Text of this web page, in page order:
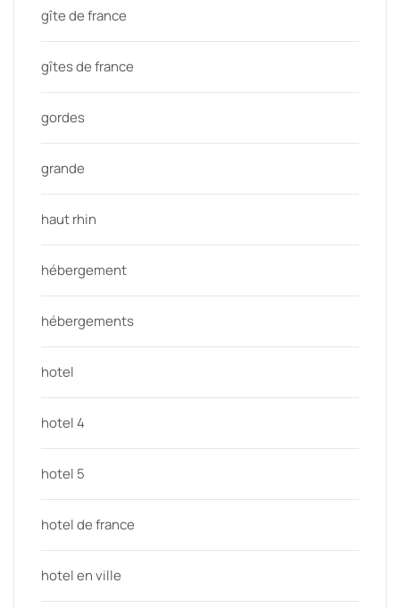
gîte de france
gîtes de france
gordes
grande
haut rhin
hébergement
hébergements
hotel
hotel 4
hotel 5
hotel de france
hotel en ville